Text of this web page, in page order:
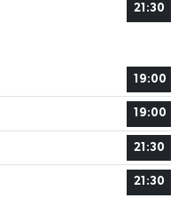
21:30
19:00
19:00
21:30
21:30